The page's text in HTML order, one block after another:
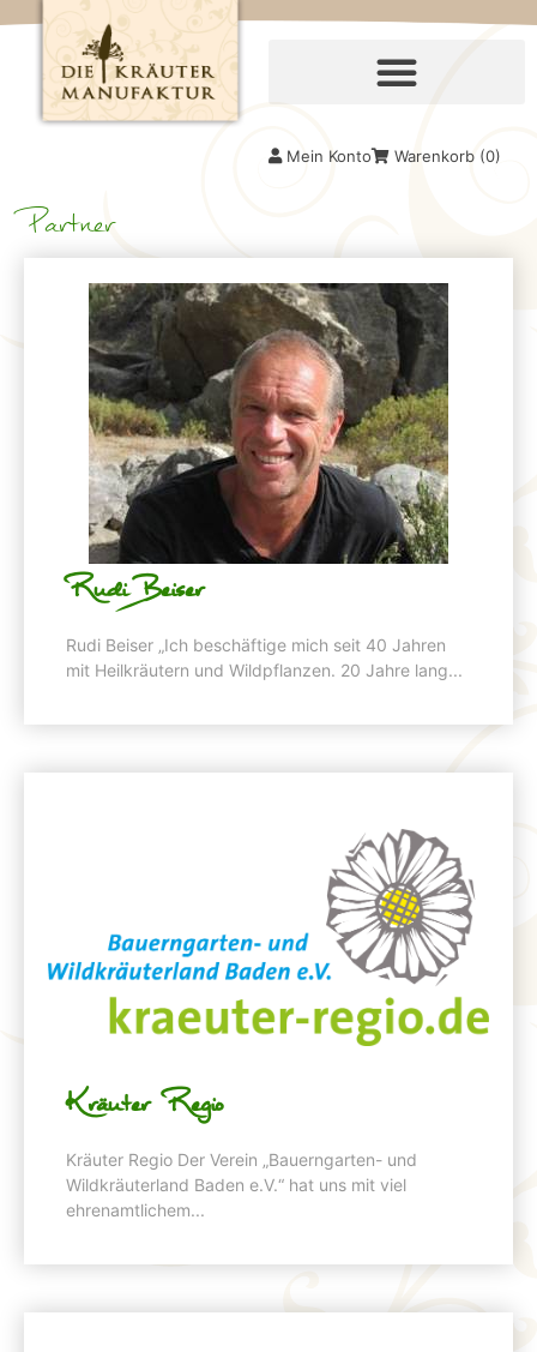
Warenkorb (0)
Mein Konto
Partner
Rudi Beiser
Rudi Beiser „Ich beschäftige mich seit 40 Jahren
mit Heilkräutern und Wildpflanzen. 20 Jahre lang...
Kräuter Regio
Kräuter Regio Der Verein „Bauerngarten- und
Wildkräuterland Baden e.V.“ hat uns mit viel
ehrenamtlichem...